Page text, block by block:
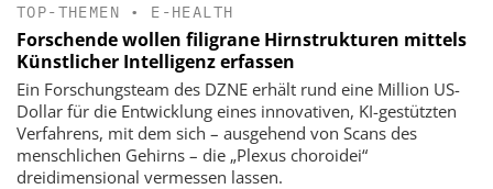
TOP-THEMEN • E-HEALTH
Forschende wollen filigrane Hirnstrukturen mittels
Künstlicher Intelligenz erfassen
Ein Forschungsteam des DZNE erhält rund eine Million US-
Dollar für die Entwicklung eines innovativen, KI-gestützten
Verfahrens, mit dem sich – ausgehend von Scans des
menschlichen Gehirns – die „Plexus choroidei“
dreidimensional vermessen lassen.